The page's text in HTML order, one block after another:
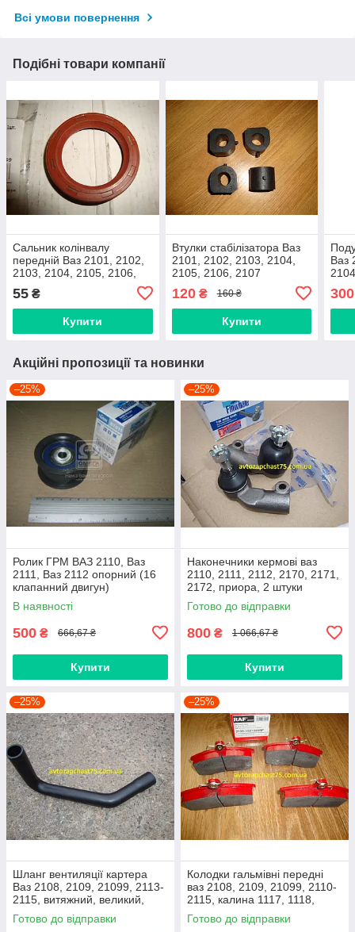
Всі умови повернення
Подібні товари компанії
Сальник колінвалу
передній Ваз 2101, 2102,
2103, 2104, 2105, 2106,
2107, 2121, 21213, 21214,
2123 нива-шевроле
(виробник Rider)
55 ₴
Купити
Втулки стабілізатора Ваз
2101, 2102, 2103, 2104,
2105, 2106, 2107
(комплект 4 шт) виробник
Gumex, Польща
120₴ 160 ₴
Купити
Ваз
300
Акційні пропозиції та новинки
–25%
Ролик ГРМ ВАЗ 2110, Ваз
2111, Ваз 2112 опорний (16
клапанний двигун)
В наявності
500 ₴ 666,67 ₴
Купити
–25%
Наконечники кермові ваз
2110, 2111, 2112, 2170, 2171,
2172, приора, 2 штуки
(виробник Finwhale,
Німеччина)
Готово до відправки
800 ₴ 1 066,67 ₴
Купити
–25%
Шланг вентиляції картера
Ваз 2108, 2109, 21099, 2113-
2115, витяжний, великий,
нижній
Готово до відправки
–25%
Колодки гальмівні передні
ваз 2108, 2109, 21099, 2110-
2115, калина 1117, 1118,
1119, приора 2170 (Raf,
Латвія)
Готово до відправки